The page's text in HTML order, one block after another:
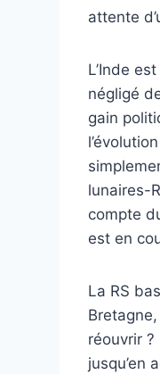
attente
L’Inde
négligé
gain
lunaires-
compte
est en
La RS
réouvrir
jusqu’en